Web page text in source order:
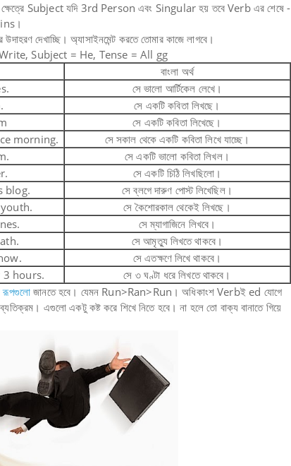
Subject যদি 3rd Person এবং Singular হয় তবে Verb এর শেষে -
দেখাচ্ছি। অ্যাসাইনমেন্ট করতে তোমার কাজে লাগবে।
Subject = He, Tense = All gg
বাংলা অর্থ
সে ভালো আর্টিকেল লেখে।
সে একটি কবিতা লিখছে।
সে একটি কবিতা লিখেছে।
morning.
সে সকাল থেকে একটি কবিতা লিখে যাচ্ছে।
সে একটি ভালো কবিতা লিখল।
সে একটি চিঠি লিখছিলো।
blog.
সে ব্লগে দারুণ পোস্ট লিখেছিল।
সে কৈশোরকাল থেকেই লিখছে।
সে ম্যাগাজিনে লিখবে।
সে আমৃত্যু লিখতে থাকবে।
সে এতক্ষণে লিখে থাকবে।
hours.
সে ৩ ঘণ্টা ধরে লিখতে থাকবে।
রূপগুলো জানতে হবে। যেমন Run>Ran>Run। অধিকাংশ Verbই ed যোগে
এগুলো একটু কষ্ট করে শিখে নিতে হবে। না হলে তো বাক্য বানাতে গিয়ে